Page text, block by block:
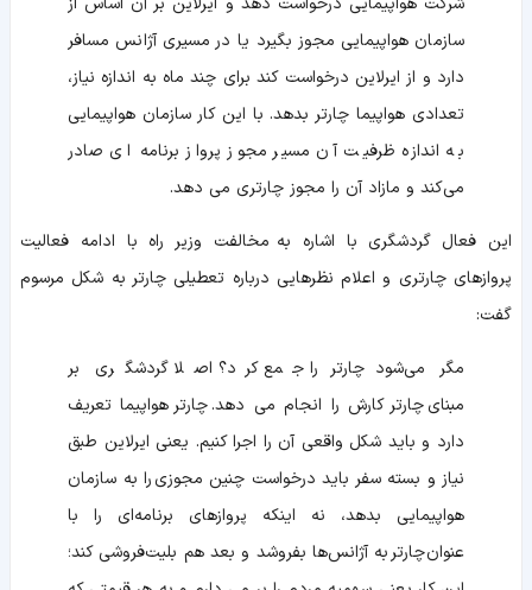
سازمان هواپیمایی مجوز بگیرد یا در مسیری آژانس مسافر
دارد و از ایرلاین درخواست کند برای چند ماه به اندازه نیاز،
تعدادی هواپیما چارتر بدهد. با این کار سازمان هواپیمایی
به اندازه ظرفیت آن مسیر مجوز پرواز برنامه‌ ای صادر
می‌کند و مازاد آن را مجوز چارتری می‌ دهد.
این فعال گردشگری با اشاره به مخالفت وزیر راه با ادامه فعالیت
پروازهای چارتری و اعلام نظرهایی درباره تعطیلی چارتر به شکل مرسوم
گفت:
مگر می‌شودچارتر را جمع کرد؟ اصلا گردشگری بر
مبنایچارتر کارش را انجام می‌ دهد.چارتر هواپیما تعریف
دارد و باید شکل واقعی آن را اجرا کنیم. یعنی ایرلاین طبق
نیاز و بسته سفر باید درخواست چنین مجوزیرا به سازمان
هواپیمایی بدهد، نه اینکه پروازهای برنامه‌ای را با
عنوانچارتربه آژانس‌ها بفروشد و بعد هم بلیت‌فروشی کند؛